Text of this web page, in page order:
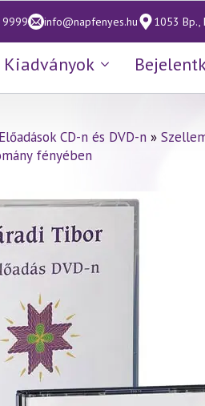
info@napfenyes.hu 1053 Bp.,
Kiadványok
Előadások CD-n és DVD-n »
fényében
előadás (401) —